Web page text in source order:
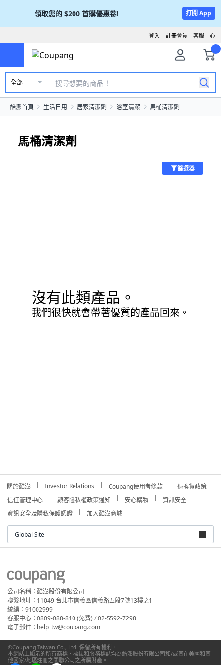
領取您的 $200 首購優惠卷! 打開 App
客服中心
註冊會員
登入
全部
酷澎首頁 生活日用 居家清潔劑 浴室清潔 馬桶清潔劑
馬桶清潔劑
篩選器
沒有此類產品。
我們很快就會帶著優質的產品回來。
關於酷澎 Investor Relations Coupang使用者條款
退換貨政策
信任管理中心
顧客隱私權政策通知 安心購物
資訊安全
資訊安全及隱私保護認證
加入酷澎商城
Global Site
公司名稱：酷澎股份有限公司
聯繫地址：11049 台北市信義區信義路五段7號13樓之1
統編：91002999
客服中心：0809-088-810 (免費) / 02-5592-7298
電子郵件：help_tw@coupang.com
©Coupang Taiwan Co., Ltd. 保留所有權利。
本網站上顯示的所有商標、標誌和服務標誌均為酷澎股份有限公司和/或其在美國和其
他國家/地區註冊之關聯公司之所屬財產。